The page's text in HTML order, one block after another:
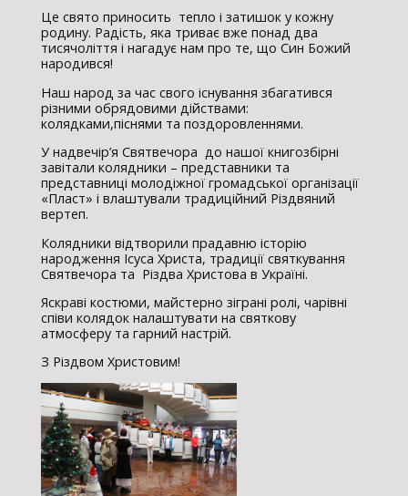
Це свято приносить тепло і затишок у кожну
родину. Радість, яка триває вже понад два
тисячоліття і нагадує нам про те, що Син Божий
народився!
Наш народ за час свого існування збагатився
різними обрядовими дійствами:
колядками,піснями та поздоровленнями.
У надвечір’я Святвечора до нашої книгозбірні
завітали колядники – представники та
представниці молодіжної громадської організації
«Пласт» і влаштували традиційний Різдвяний
вертеп.
Колядники відтворили прадавню історію
народження Ісуса Христа, традиції святкування
Святвечора та Різдва Христова в Україні.
Яскраві костюми, майстерно зіграні ролі, чарівні
співи колядок налаштувати на святкову
атмосферу та гарний настрій.
З Різдвом Христовим!